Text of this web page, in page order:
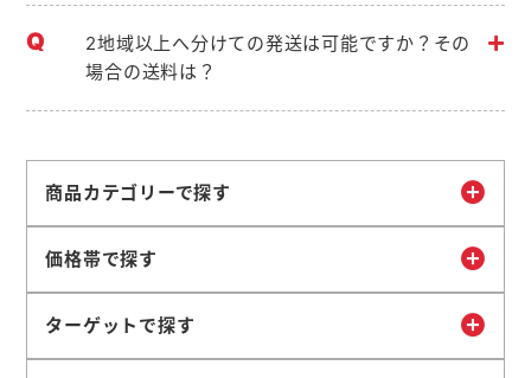
2地域以上へ分けての発送は可能ですか？その
場合の送料は？
商品カテゴリーで探す
価格帯で探す
ターゲットで探す